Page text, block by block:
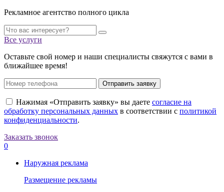
Рекламное агентство полного цикла
Все услуги
Оставьте свой номер и наши специалисты свяжутся с вами в
ближайшее время!
Отправить заявку
Нажимая «Отправить заявку» вы даете согласие на
обработку персональных данных в соответствии с политикой
конфиденциальности.
Заказать звонок
0
Наружная реклама
Размещение рекламы